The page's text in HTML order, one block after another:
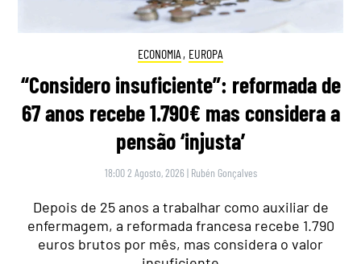
ECONOMIA , EUROPA
“Considero insuficiente”: reformada de
67 anos recebe 1.790€ mas considera a
pensão ‘injusta’
18:00 2 Agosto, 2026 | Rubén Gonçalves
Depois de 25 anos a trabalhar como auxiliar de
enfermagem, a reformada francesa recebe 1.790
euros brutos por mês, mas considera o valor